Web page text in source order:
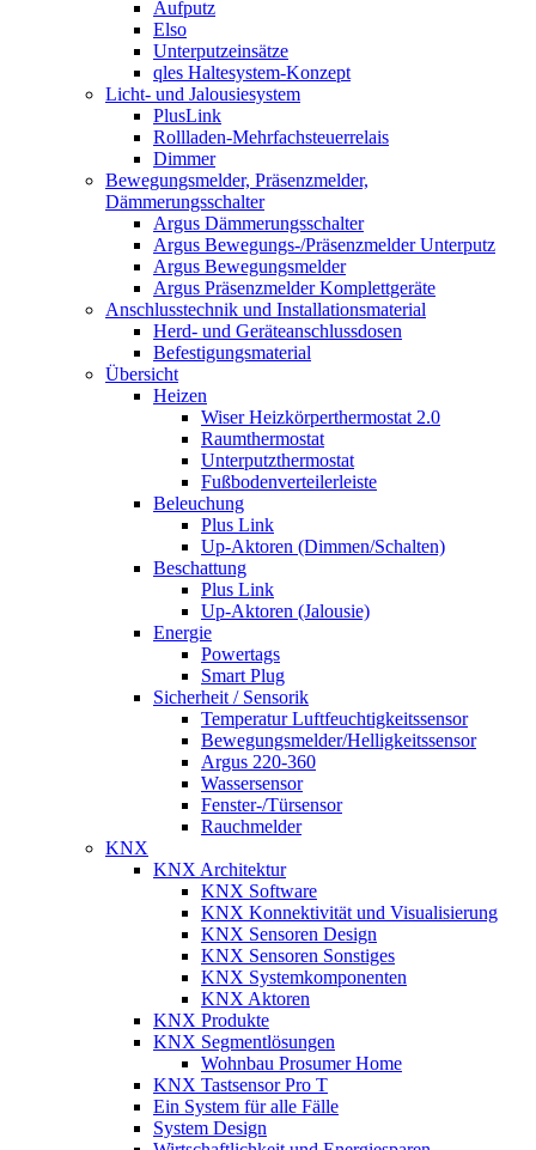
Aufputz
Elso
Unterputzeinsätze
qles Haltesystem-Konzept
Licht- und Jalousiesystem
PlusLink
Rollladen-Mehrfachsteuerrelais
Dimmer
Bewegungsmelder, Präsenzmelder,
Dämmerungsschalter
Argus Dämmerungsschalter
Argus Bewegungs-/Präsenzmelder Unterputz
Argus Bewegungsmelder
Argus Präsenzmelder Komplettgeräte
Anschlusstechnik und Installationsmaterial
Herd- und Geräteanschlussdosen
Befestigungsmaterial
Übersicht
Heizen
Wiser Heizkörperthermostat 2.0
Raumthermostat
Unterputzthermostat
Fußbodenverteilerleiste
Beleuchung
Plus Link
Up-Aktoren (Dimmen/Schalten)
Beschattung
Plus Link
Up-Aktoren (Jalousie)
Energie
Powertags
Smart Plug
Sicherheit / Sensorik
Temperatur Luftfeuchtigkeitssensor
Bewegungsmelder/Helligkeitssensor
Argus 220-360
Wassersensor
Fenster-/Türsensor
Rauchmelder
KNX
KNX Architektur
KNX Software
KNX Konnektivität und Visualisierung
KNX Sensoren Design
KNX Sensoren Sonstiges
KNX Systemkomponenten
KNX Aktoren
KNX Produkte
KNX Segmentlösungen
Wohnbau Prosumer Home
KNX Tastsensor Pro T
Ein System für alle Fälle
System Design